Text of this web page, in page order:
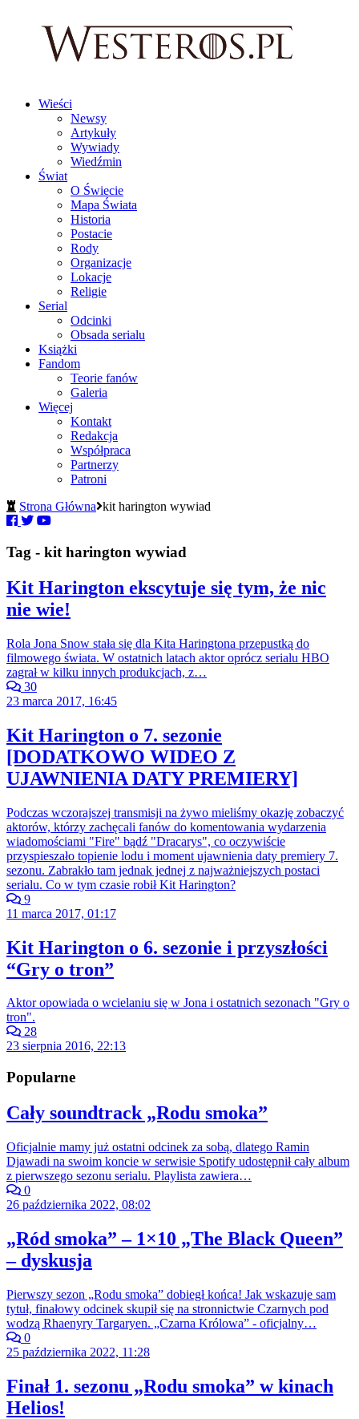
Wieści
Newsy
Artykuły
Wywiady
Wiedźmin
Świat
O Świecie
Mapa Świata
Historia
Postacie
Rody
Organizacje
Lokacje
Religie
Serial
Odcinki
Obsada serialu
Książki
Fandom
Teorie fanów
Galeria
Więcej
Kontakt
Redakcja
Współpraca
Partnerzy
Patroni
Strona Główna kit harington wywiad
Tag - kit harington wywiad
Kit Harington ekscytuje się tym, że nic
nie wie!
Rola Jona Snow stała się dla Kita Haringtona przepustką do
filmowego świata. W ostatnich latach aktor oprócz serialu HBO
zagrał w kilku innych produkcjach, z…
30
23 marca 2017, 16:45
Kit Harington o 7. sezonie
[DODATKOWO WIDEO Z
UJAWNIENIA DATY PREMIERY]
Podczas wczorajszej transmisji na żywo mieliśmy okazję zobaczyć
aktorów, którzy zachęcali fanów do komentowania wydarzenia
wiadomościami "Fire" bądź "Dracarys", co oczywiście
przyspieszało topienie lodu i moment ujawnienia daty premiery 7.
sezonu. Zabrakło tam jednak jednej z najważniejszych postaci
serialu. Co w tym czasie robił Kit Harington?
9
11 marca 2017, 01:17
Kit Harington o 6. sezonie i przyszłości
“Gry o tron”
Aktor opowiada o wcielaniu się w Jona i ostatnich sezonach "Gry o
tron".
28
23 sierpnia 2016, 22:13
Popularne
Cały soundtrack „Rodu smoka”
Oficjalnie mamy już ostatni odcinek za sobą, dlatego Ramin
Djawadi na swoim koncie w serwisie Spotify udostępnił cały album
z pierwszego sezonu serialu. Playlista zawiera…
0
26 października 2022, 08:02
„Ród smoka” – 1×10 „The Black Queen”
– dyskusja
Pierwszy sezon „Rodu smoka” dobiegł końca! Jak wskazuje sam
tytuł, finałowy odcinek skupił się na stronnictwie Czarnych pod
wodzą Rhaenyry Targaryen. „Czarna Królowa” - oficjalny…
0
25 października 2022, 11:28
Finał 1. sezonu „Rodu smoka” w kinach
Helios!